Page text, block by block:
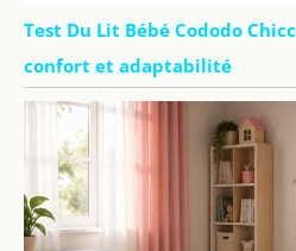
Test Du Lit Bébé Cododo
confort et adaptabilité